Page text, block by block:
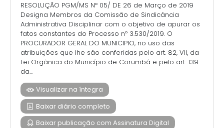
RESOLUÇÃO PGM/MS Nº 05/ DE 26 de Março de 2019
Designa Membros da Comissão de Sindicância
Administrativa Disciplinar com o objetivo de apurar os
fatos constantes do Processo nº 3.530/2019. O
PROCURADOR GERAL DO MUNICIPIO, no uso das
atribuições que lhe são conferidas pelo art. 82, VII, da
Lei Orgânica do Município de Corumbá e pelo art. 139
da...
Visualizar na íntegra
Baixar diário completo
Baixar publicação com Assinatura Digital